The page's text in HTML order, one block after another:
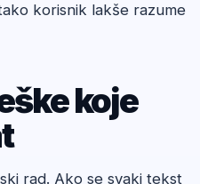
korisnik lakše razume
koje
rad. Ako se svaki tekst